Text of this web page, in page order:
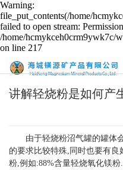
Warning:
file_put_contents(/home/
failed to open stream:
/home/hcmykceh0crm9ywk7c/
on line 217
讲解轻烧粉是如何产
由于轻烧粉沼气罐的罐体
的要求比较特殊,同时也要有
粉,例如:88%含量轻烧氧化镁